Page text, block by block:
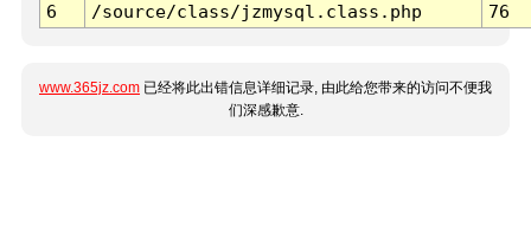
6
/source/class/jzmysql.class.php 76
www.365jz.com 已经将此出错信息详细记录, 由此给您带来的访问不便我
们深感歉意.